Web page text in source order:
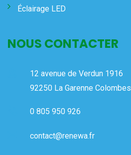
Éclairage LED
NOUS CONTACTER
12 avenue de Verdun 1916
92250 La Garenne Colombes
0 805 950 926
contact@renewa.fr